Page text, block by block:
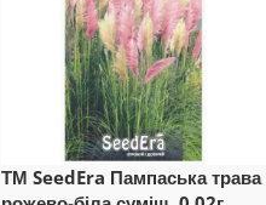
ТМ SeedEra Пампаська трава